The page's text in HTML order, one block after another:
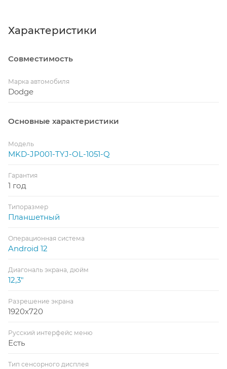
Характеристики
Совместимость
Марка автомобиля
Dodge
Основные характеристики
Модель
MKD-JP001-TYJ-OL-1051-Q
Гарантия
1 год
Типоразмер
Планшетный
Операционная система
Android 12
Диагональ экрана, дюйм
12,3"
Разрешение экрана
1920x720
Русский интерфейс меню
Есть
Тип сенсорного дисплея